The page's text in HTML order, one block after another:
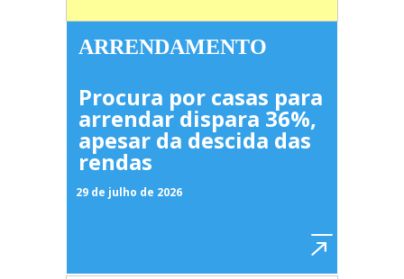
ARRENDAMENTO
Procura por casas para
arrendar dispara 36%,
apesar da descida das
rendas
29 de julho de 2026